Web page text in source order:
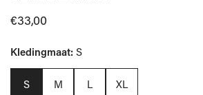
Normale
€33,00
Kledingmaat: S
S M L XL